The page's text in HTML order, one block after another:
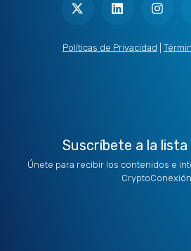
t
t
n
d
s
g
Políticas de Privacidad
Suscríbete a la
Únete para recibir los contenidos e